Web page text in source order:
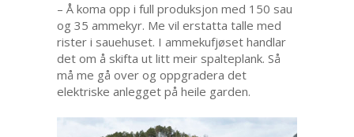
– Å koma opp i full produksjon med 150 sau
og 35 ammekyr. Me vil erstatta talle med
rister i sauehuset. I ammekufjøset handlar
det om å skifta ut litt meir spalteplank. Så
må me gå over og oppgradera det
elektriske anlegget på heile garden.